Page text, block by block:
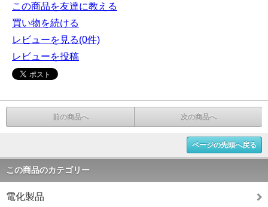
この商品を友達に教える
買い物を続ける
レビューを見る(0件)
レビューを投稿
前の商品へ 次の商品へ
ページの先頭へ戻る
この商品のカテゴリー
電化製品